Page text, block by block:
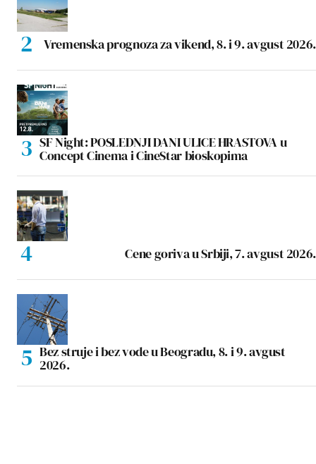
Vremenska prognoza za vikend, 8. i 9. avgust 2026.
SF Night: POSLEDNJI DANI ULICE HRASTOVA u
Concept Cinema i CineStar bioskopima
Cene goriva u Srbiji, 7. avgust 2026.
Bez struje i bez vode u Beogradu, 8. i 9. avgust
2026.